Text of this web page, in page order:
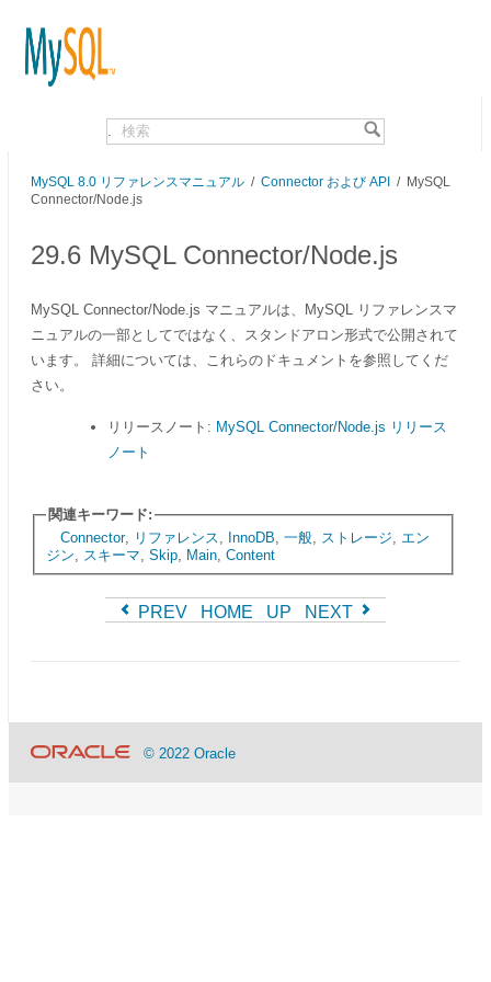
MySQL 8.0 リファレンスマニュアル / Connector および API / MySQL
Connector/Node.js
29.6 MySQL Connector/Node.js
MySQL Connector/Node.js マニュアルは、MySQL リファレンスマ
ニュアルの一部としてではなく、スタンドアロン形式で公開されて
います。 詳細については、これらのドキュメントを参照してくだ
さい。
リリースノート: MySQL Connector/Node.js リリース
ノート
関連キーワード:
Connector, リファレンス InnoDB 一般, ストレージ
エン
ジン
スキーマ Skip, Main, Content
PREV HOME UP NEXT
© 2022 Oracle